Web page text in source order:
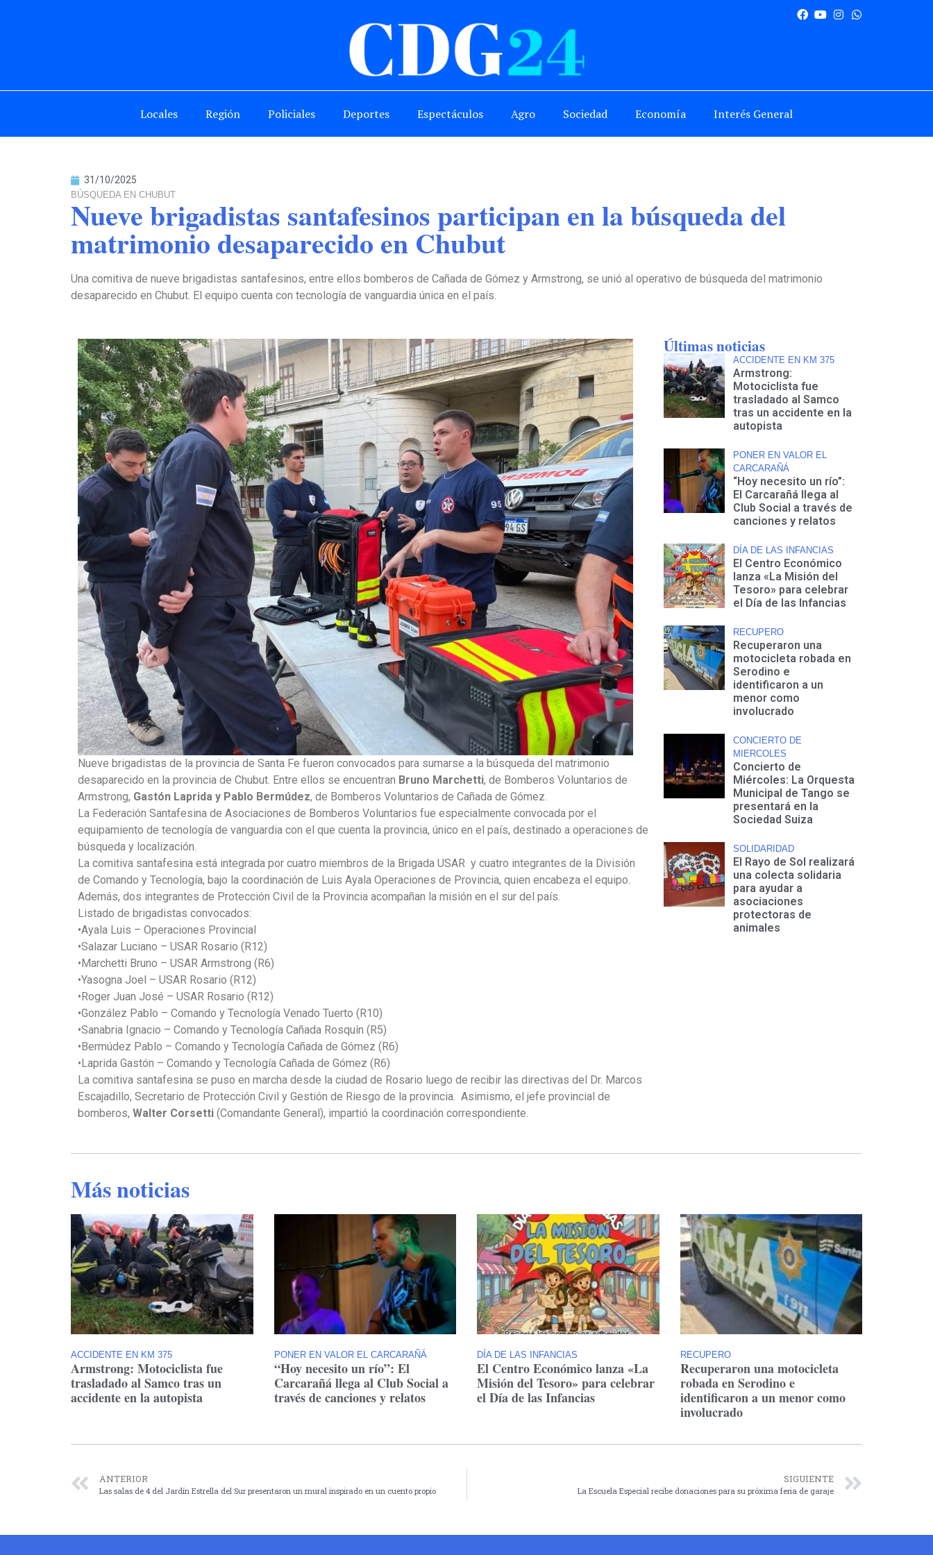
Locales Región Policiales Deportes Espectáculos Agro Sociedad Economía Interés General
31/10/2025
BÚSQUEDA EN CHUBUT
Nueve brigadistas santafesinos participan en la búsqueda del
matrimonio desaparecido en Chubut
Una comitiva de nueve brigadistas santafesinos, entre ellos bomberos de Cañada de Gómez y Armstrong, se unió al operativo de búsqueda del matrimonio
desaparecido en Chubut. El equipo cuenta con tecnología de vanguardia única en el país.
Nueve brigadistas de la provincia de Santa Fe fueron convocados para sumarse a la búsqueda del matrimonio
desaparecido en la provincia de Chubut. Entre ellos se encuentran Bruno Marchetti, de Bomberos Voluntarios de
Armstrong, Gastón Laprida y Pablo Bermúdez, de Bomberos Voluntarios de Cañada de Gómez.
La Federación Santafesina de Asociaciones de Bomberos Voluntarios fue especialmente convocada por el
equipamiento de tecnología de vanguardia con el que cuenta la provincia, único en el país, destinado a operaciones de
búsqueda y localización.
La comitiva santafesina está integrada por cuatro miembros de la Brigada USAR y cuatro integrantes de la División
de Comando y Tecnología, bajo la coordinación de Luis Ayala Operaciones de Provincia, quien encabeza el equipo.
Además, dos integrantes de Protección Civil de la Provincia acompañan la misión en el sur del país.
Listado de brigadistas convocados:
•Ayala Luis – Operaciones Provincial
•Salazar Luciano – USAR Rosario (R12)
•Marchetti Bruno – USAR Armstrong (R6)
•Yasogna Joel – USAR Rosario (R12)
•Roger Juan José – USAR Rosario (R12)
•González Pablo – Comando y Tecnología Venado Tuerto (R10)
•Sanabria Ignacio – Comando y Tecnología Cañada Rosquín (R5)
•Bermúdez Pablo – Comando y Tecnología Cañada de Gómez (R6)
•Laprida Gastón – Comando y Tecnología Cañada de Gómez (R6)
La comitiva santafesina se puso en marcha desde la ciudad de Rosario luego de recibir las directivas del Dr. Marcos
Escajadillo, Secretario de Protección Civil y Gestión de Riesgo de la provincia. Asimismo, el jefe provincial de
bomberos, Walter Corsetti (Comandante General), impartió la coordinación correspondiente.
Últimas noticias
ACCIDENTE EN KM 375
Armstrong:
Motociclista fue
trasladado al Samco
tras un accidente en la
autopista
PONER EN VALOR EL
CARCARAÑÁ
“Hoy necesito un río”:
El Carcarañá llega al
Club Social a través de
canciones y relatos
DÍA DE LAS INFANCIAS
El Centro Económico
lanza «La Misión del
Tesoro» para celebrar
el Día de las Infancias
RECUPERO
Recuperaron una
motocicleta robada en
Serodino e
identificaron a un
menor como
involucrado
CONCIERTO DE
MIERCOLES
Concierto de
Miércoles: La Orquesta
Municipal de Tango se
presentará en la
Sociedad Suiza
SOLIDARIDAD
El Rayo de Sol realizará
una colecta solidaria
para ayudar a
asociaciones
protectoras de
animales
Más noticias
ACCIDENTE EN KM 375
Armstrong: Motociclista fue
trasladado al Samco tras un
accidente en la autopista
PONER EN VALOR EL CARCARAÑÁ
“Hoy necesito un río”: El
Carcarañá llega al Club Social a
través de canciones y relatos
DÍA DE LAS INFANCIAS
El Centro Económico lanza «La
Misión del Tesoro» para celebrar
el Día de las Infancias
RECUPERO
Recuperaron una motocicleta
robada en Serodino e
identificaron a un menor como
involucrado
ANTERIOR
Las salas de 4 del Jardín Estrella del Sur presentaron un mural inspirado en un cuento propio
SIGUIENTE
La Escuela Especial recibe donaciones para su próxima feria de garaje